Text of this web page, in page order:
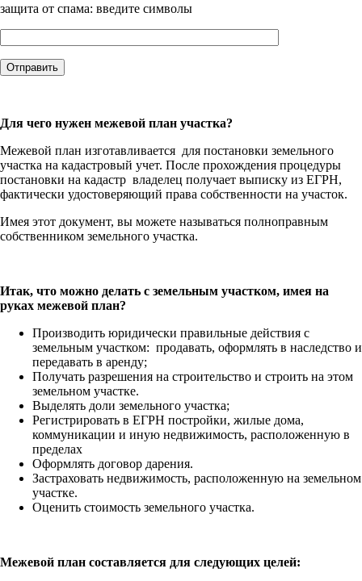
защита от спама: введите символы
Для чего нужен межевой план участка?
Межевой план изготавливается для постановки земельного
участка на кадастровый учет. После прохождения процедуры
постановки на кадастр владелец получает выписку из ЕГРН,
фактически удостоверяющий права собственности на участок.
Имея этот документ, вы можете называться полноправным
собственником земельного участка.
Итак, что можно делать с земельным участком, имея на
руках межевой план?
Производить юридически правильные действия с
земельным участком: продавать, оформлять в наследство и
передавать в аренду;
Получать разрешения на строительство и строить на этом
земельном участке.
Выделять доли земельного участка;
Регистрировать в ЕГРН постройки, жилые дома,
коммуникации и иную недвижимость, расположенную в
пределах
Оформлять договор дарения.
Застраховать недвижимость, расположенную на земельном
участке.
Оценить стоимость земельного участка.
Межевой план составляется для следующих целей: